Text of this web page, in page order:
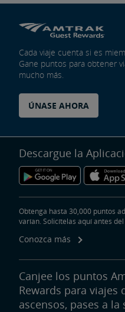
Cada viaje cuenta si es
Gane puntos para obtener
mucho más.
ÚNASE AHORA
Descargue la
Obtenga hasta 30,000 puntos
varían. Solicítelas aquí antes
Conozca más
Canjee los puntos
Rewards para viajes
ascensos, pases a